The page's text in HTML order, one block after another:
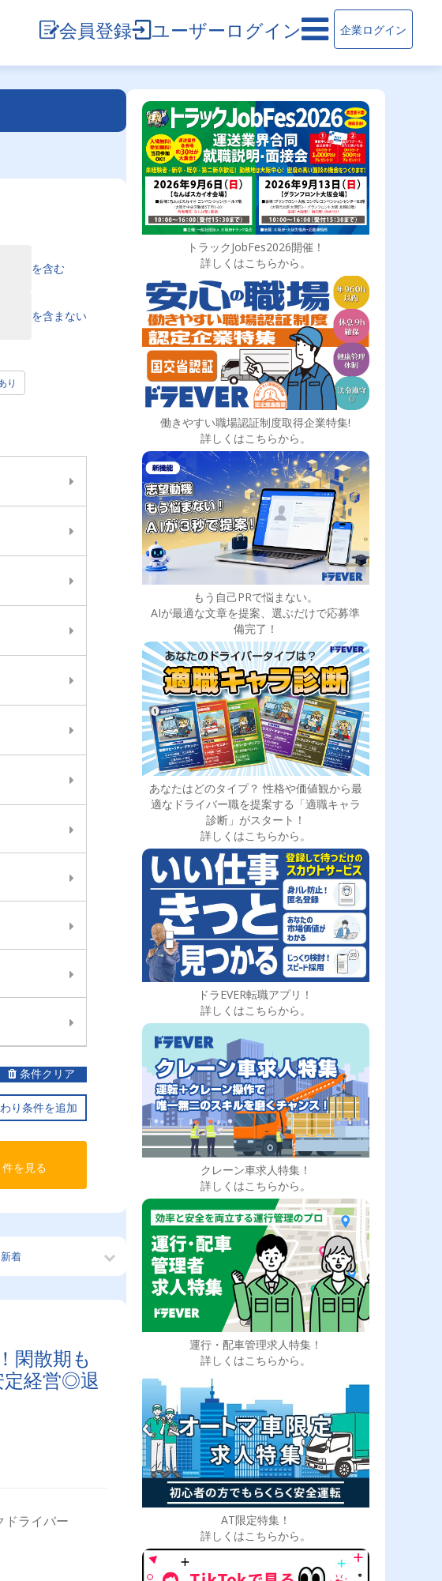
会員登録 ユーザーログイン 企業ログイン
を含む
を含まない
り
条件クリア
り条件を追加
件を見る
閑散期も
定経営◎退
ドライバー
トラックJobFes2026開催！
詳しくはこちらから。
働きやすい職場認証制度取得企業特集!
詳しくはこちらから。
もう自己PRで悩まない。
AIが最適な文章を提案、選ぶだけで応募準
備完了！
あなたはどのタイプ？ 性格や価値観から最
適なドライバー職を提案する「適職キャラ
診断」がスタート！
詳しくはこちらから。
ドラEVER転職アプリ！
詳しくはこちらから。
クレーン車求人特集！
詳しくはこちらから。
運行・配車管理求人特集！
詳しくはこちらから。
AT限定特集！
詳しくはこちらから。